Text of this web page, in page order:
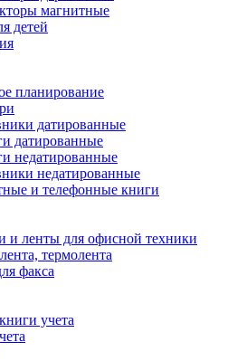
магнитные
детей
планирование
датированные
датированные
недатированные
недатированные
и телефонные книги
и ленты для офисной техники
термолента
факса
учета